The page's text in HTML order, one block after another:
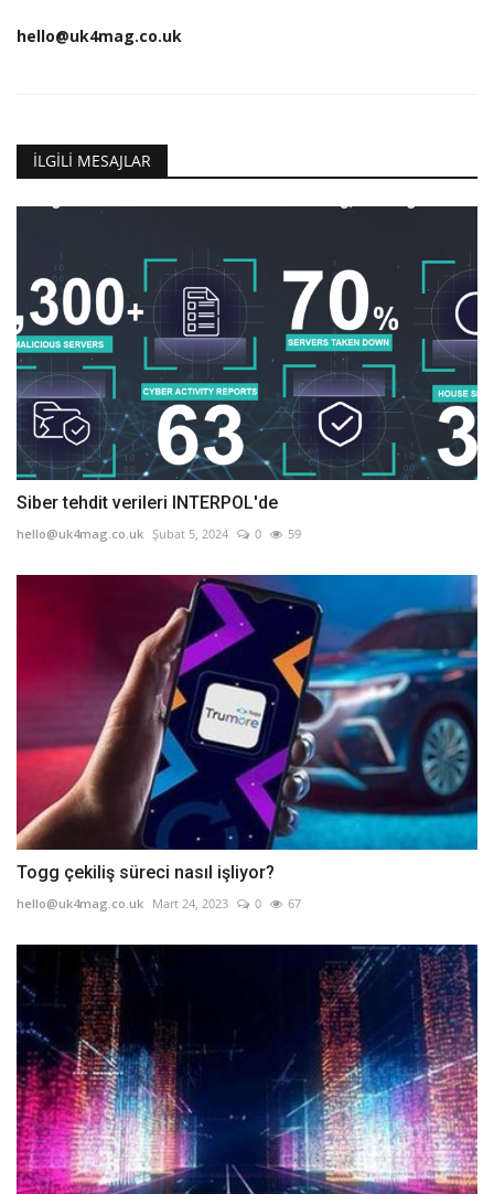
hello@uk4mag.co.uk
İLGILI MESAJLAR
Siber tehdit verileri INTERPOL'de
hello@uk4mag.co.uk Şubat 5, 2024 0 59
Togg çekiliş süreci nasıl işliyor?
hello@uk4mag.co.uk Mart 24, 2023 0 67